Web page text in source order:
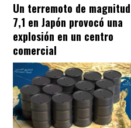
Un terremoto de magnitud
7,1 en Japón provocó una
explosión en un centro
comercial